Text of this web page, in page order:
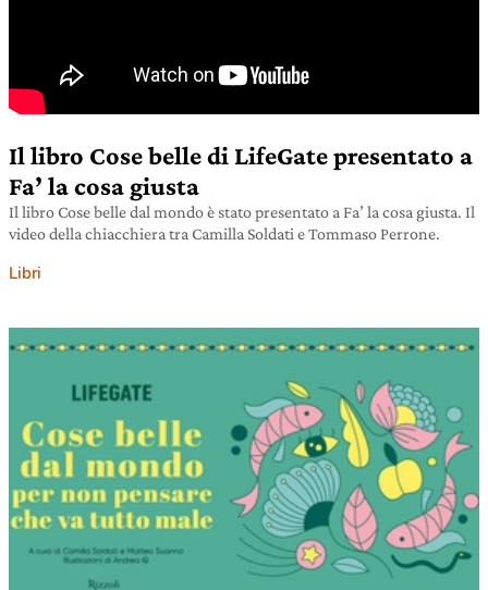
Il libro Cose belle di LifeGate presentato a
Fa’ la cosa giusta
Il libro Cose belle dal mondo è stato presentato a Fa’ la cosa giusta. Il
video della chiacchiera tra Camilla Soldati e Tommaso Perrone.
Libri